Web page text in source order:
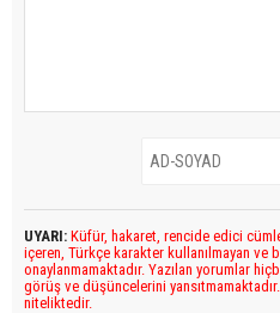
UYARI: Küfür, hakaret, rencide edici
içeren, Türkçe karakter kullanılmayan ve
onaylanmamaktadır. Yazılan yorumlar
görüş ve düşüncelerini
niteliktedir.